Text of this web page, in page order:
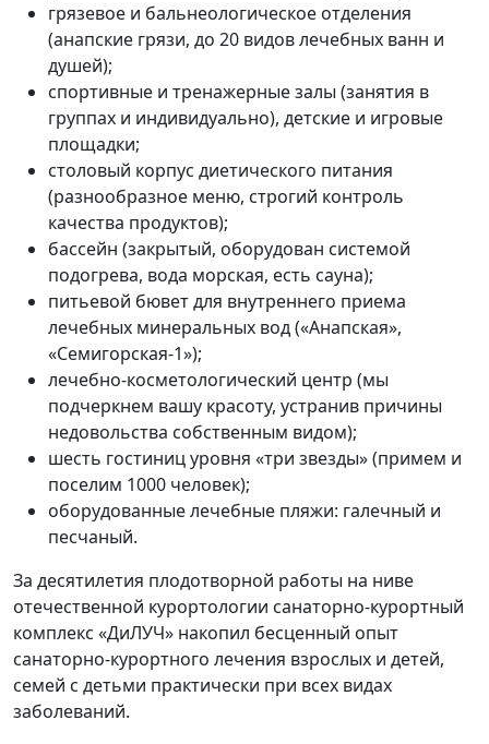
грязевое и бальнеологическое отделения
(анапские грязи, до 20 видов лечебных ванн и
душей);
спортивные и тренажерные залы (занятия в
группах и индивидуально), детские и игровые
площадки;
столовый корпус диетического питания
(разнообразное меню, строгий контроль
качества продуктов);
бассейн (закрытый, оборудован системой
подогрева, вода морская, есть сауна);
питьевой бювет для внутреннего приема
лечебных минеральных вод («Анапская»,
«Семигорская-1»);
лечебно-косметологический центр (мы
подчеркнем вашу красоту, устранив причины
недовольства собственным видом);
шесть гостиниц уровня «три звезды» (примем и
поселим 1000 человек);
оборудованные лечебные пляжи: галечный и
песчаный.
За десятилетия плодотворной работы на ниве
отечественной курортологии санаторно-курортный
комплекс «ДиЛУЧ» накопил бесценный опыт
санаторно-курортного лечения взрослых и детей,
семей с детьми практически при всех видах
заболеваний.